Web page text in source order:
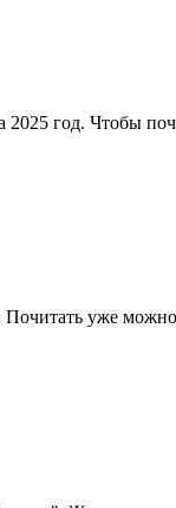
год. Чтобы
уже